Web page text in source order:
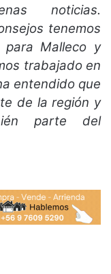
noticias.
tenemos
para Malleco y
trabajado en
entendido que
de la región y
parte del